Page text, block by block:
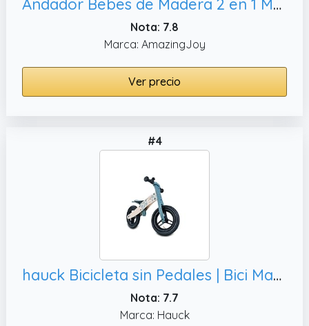
Nota: 7.8
Marca: AmazingJoy
Ver precio
#4
hauck Bicicleta sin Pedales | Bici Madera Certificada FSC® - Correpasillos Bebe a partir de 24 Meses - Sillín Ajustable - Ruedas Neumáticas 12 Pulgadas - Timbre - Turtle
Nota: 7.7
Marca: Hauck